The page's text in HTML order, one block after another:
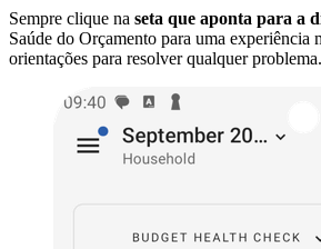
Sempre clique na seta que aponta para a
Saúde do Orçamento para uma experiência
orientações para resolver qualquer problema.